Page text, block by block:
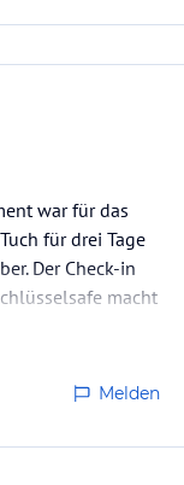
war für das
für drei Tage
Der Check-in
macht
Melden